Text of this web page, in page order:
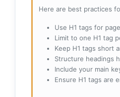
Here are best practices
Use H1 tags for
Limit to one H1 tag
Keep H1 tags short
Structure headings
Include your main
Ensure H1 tags are